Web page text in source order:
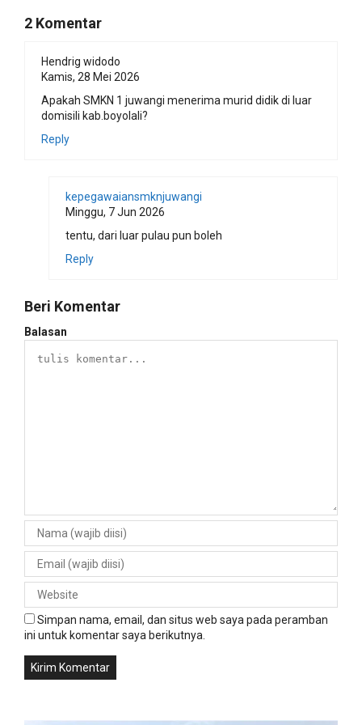
2 Komentar
Hendrig widodo
Kamis, 28 Mei 2026
Apakah SMKN 1 juwangi menerima murid didik di luar
domisili kab.boyolali?
Reply
kepegawaiansmknjuwangi
Minggu, 7 Jun 2026
tentu, dari luar pulau pun boleh
Reply
Beri Komentar
Balasan
Simpan nama, email, dan situs web saya pada peramban
ini untuk komentar saya berikutnya.